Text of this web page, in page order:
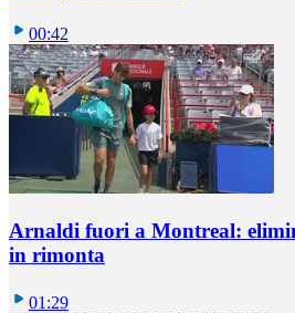
00:42
Arnaldi fuori a Montreal:
in rimonta
01:29